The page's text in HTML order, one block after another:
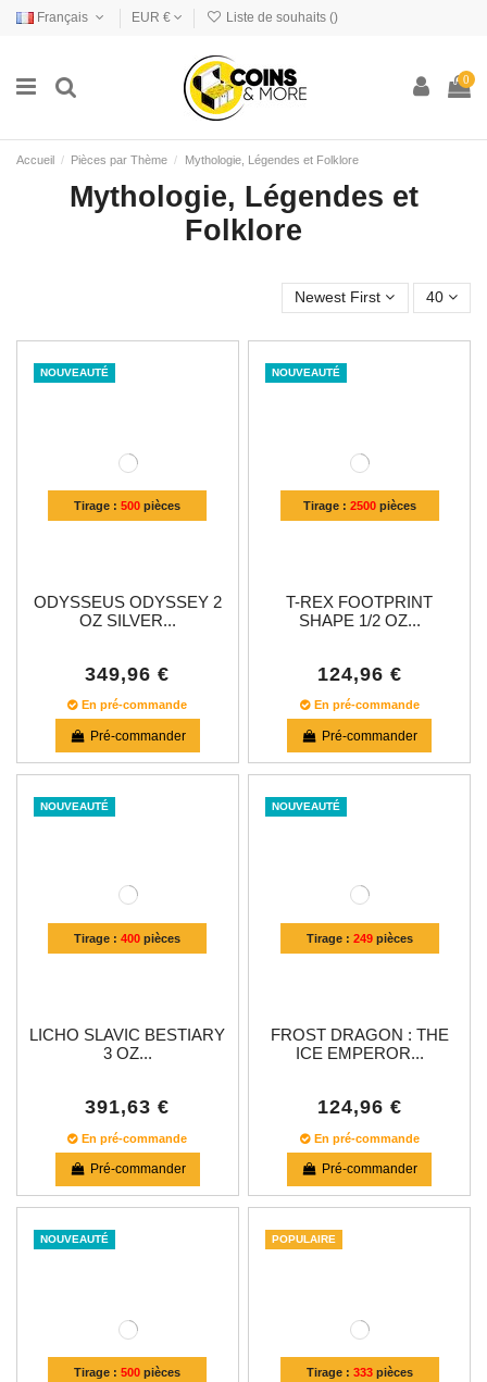
Français EUR € Liste de souhaits ()
0
Accueil Pièces par Thème Mythologie, Légendes et Folklore
Mythologie, Légendes et
Folklore
Newest First 40
Tirage :500 pièces
NOUVEAUTÉ
ODYSSEUS ODYSSEY 2
OZ SILVER...
349,96 €
En pré-commande
Pré-commander
Tirage : 2500pièces
NOUVEAUTÉ
T-REX FOOTPRINT
SHAPE 1/2 OZ...
124,96 €
En pré-commande
Pré-commander
Tirage :400 pièces
NOUVEAUTÉ
LICHO SLAVIC BESTIARY
3 OZ...
391,63 €
En pré-commande
Pré-commander
Tirage : 249pièces
NOUVEAUTÉ
FROST DRAGON : THE
ICE EMPEROR...
124,96 €
En pré-commande
Pré-commander
Tirage :500 pièces
NOUVEAUTÉ
Tirage : 333pièces
POPULAIRE